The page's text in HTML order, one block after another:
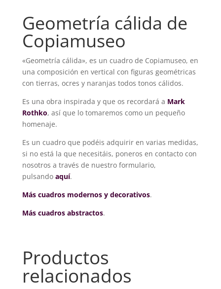
Geometría cálida de
Copiamuseo
«Geometría cálida», es un cuadro de Copiamuseo, en
una composición en vertical con figuras geométricas
con tierras, ocres y naranjas todos tonos cálidos.
Es una obra inspirada y que os recordará a Mark
Rothko, así que lo tomaremos como un pequeño
homenaje.
Es un cuadro que podéis adquirir en varias medidas,
si no está la que necesitáis, poneros en contacto con
nosotros a través de nuestro formulario,
pulsando aquí.
Más cuadros modernos y decorativos.
Más cuadros abstractos.
Productos
relacionados